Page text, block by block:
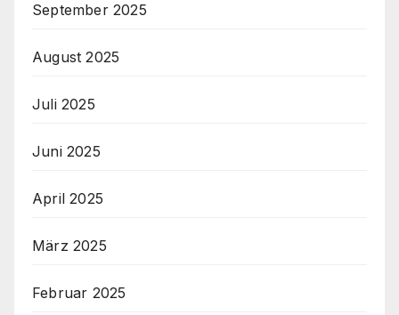
September 2025
August 2025
Juli 2025
Juni 2025
April 2025
März 2025
Februar 2025